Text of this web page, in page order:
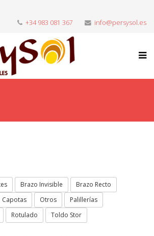
+34 983 081 367 info@persysol.es
Brazo Invisible
Brazo Recto
Capotas Otros
Palillerías
Rotulado Toldo Stor